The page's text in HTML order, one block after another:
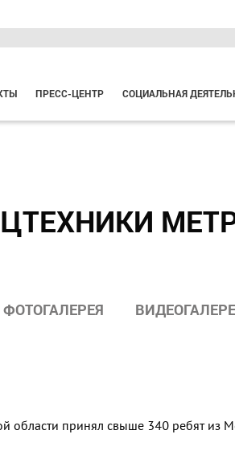
ПРЕСС-ЦЕНТР СОЦИАЛЬНАЯ
ФОТОГАЛЕРЕЯ
принял свыше 340 ребят из